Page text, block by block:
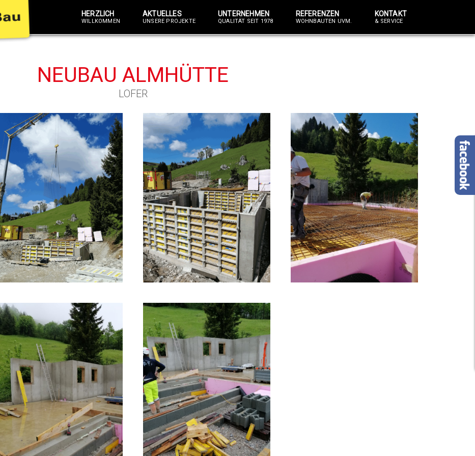
HERZLICH
WILLKOMMEN
AKTUELLES
UNSERE PROJEKTE
UNTERNEHMEN
QUALITÄT SEIT 1978
REFERENZEN
WOHNBAUTEN UVM.
KONTAKT
& SERVICE
NEUBAU ALMHÜTTE
LOFER